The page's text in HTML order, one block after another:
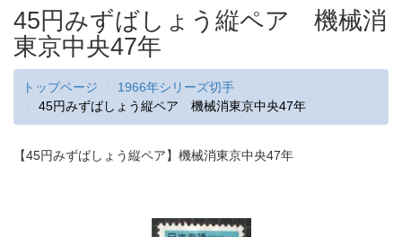
45円みずばしょう縦ペア 機械消
東京中央47年
トップページ
1966年シリーズ切手
45円みずばしょう縦ペア 機械消東京中央47年
【45円みずばしょう縦ペア】機械消東京中央47年